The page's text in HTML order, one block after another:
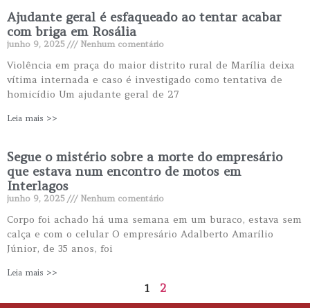
Ajudante geral é esfaqueado ao tentar acabar
com briga em Rosália
junho 9, 2025 Nenhum comentário
Violência em praça do maior distrito rural de Marília deixa
vítima internada e caso é investigado como tentativa de
homicídio Um ajudante geral de 27
Leia mais >>
Segue o mistério sobre a morte do empresário
que estava num encontro de motos em
Interlagos
junho 9, 2025 Nenhum comentário
Corpo foi achado há uma semana em um buraco, estava sem
calça e com o celular O empresário Adalberto Amarílio
Júnior, de 35 anos, foi
Leia mais >>
1 2